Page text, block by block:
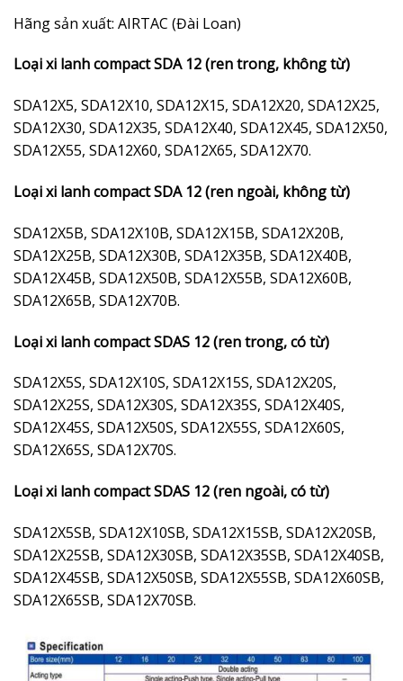
Hãng sản xuất: AIRTAC (Đài Loan)
Loại xi lanh compact SDA 12 (ren trong, không từ)
SDA12X5, SDA12X10, SDA12X15, SDA12X20, SDA12X25,
SDA12X30, SDA12X35, SDA12X40, SDA12X45, SDA12X50,
SDA12X55, SDA12X60, SDA12X65, SDA12X70.
Loại xi lanh compact SDA 12 (ren ngoài, không từ)
SDA12X5B, SDA12X10B, SDA12X15B, SDA12X20B,
SDA12X25B, SDA12X30B, SDA12X35B, SDA12X40B,
SDA12X45B, SDA12X50B, SDA12X55B, SDA12X60B,
SDA12X65B, SDA12X70B.
Loại xi lanh compact SDAS 12 (ren trong, có từ)
SDA12X5S, SDA12X10S, SDA12X15S, SDA12X20S,
SDA12X25S, SDA12X30S, SDA12X35S, SDA12X40S,
SDA12X45S, SDA12X50S, SDA12X55S, SDA12X60S,
SDA12X65S, SDA12X70S.
Loại xi lanh compact SDAS 12 (ren ngoài, có từ)
SDA12X5SB, SDA12X10SB, SDA12X15SB, SDA12X20SB,
SDA12X25SB, SDA12X30SB, SDA12X35SB, SDA12X40SB,
SDA12X45SB, SDA12X50SB, SDA12X55SB, SDA12X60SB,
SDA12X65SB, SDA12X70SB.